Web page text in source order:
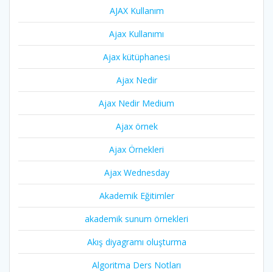
AJAX Kullanım
Ajax Kullanımı
Ajax kütüphanesi
Ajax Nedir
Ajax Nedir Medium
Ajax örnek
Ajax Örnekleri
Ajax Wednesday
Akademik Eğitimler
akademik sunum örnekleri
Akış diyagramı oluşturma
Algoritma Ders Notları